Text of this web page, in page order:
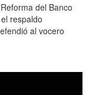
del Banco
respaldo
al vocero